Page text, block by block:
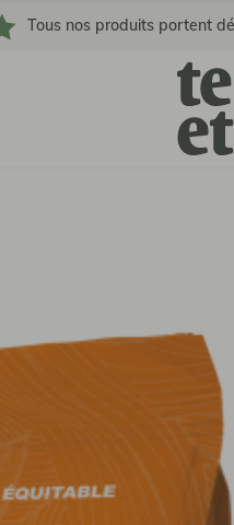
Tous nos produits portent